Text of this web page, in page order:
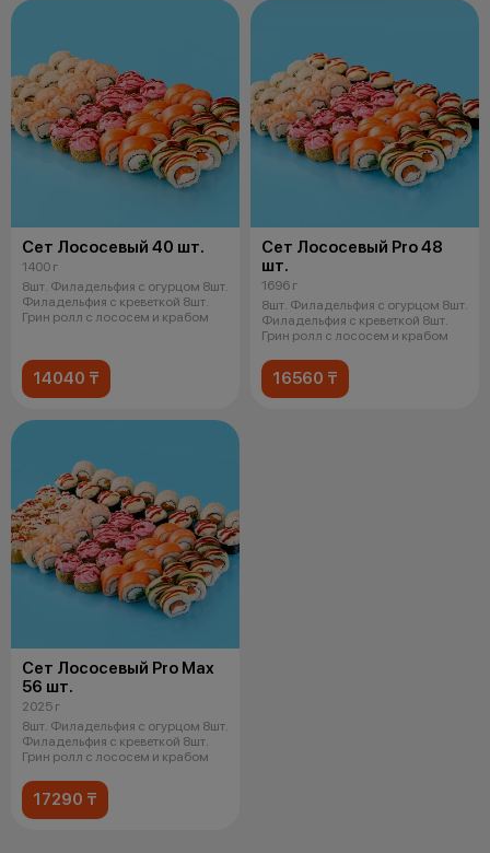
Сет Лососевый 40 шт.
1400 г
8шт. Филадельфия с огурцом 8шт.
Филадельфия с креветкой 8шт.
Грин ролл с лососем и крабом
14040 ₸
Сет Лососевый Pro 48
шт.
1696 г
8шт. Филадельфия с огурцом 8шт.
Филадельфия с креветкой 8шт.
Грин ролл с лососем и крабом
16560 ₸
Сет Лососевый Pro Max
56 шт.
2025 г
8шт. Филадельфия с огурцом 8шт.
Филадельфия с креветкой 8шт.
Грин ролл с лососем и крабом
17290 ₸